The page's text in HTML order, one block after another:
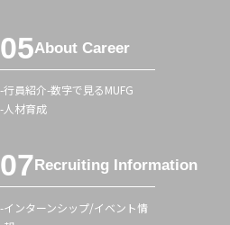
About Career
行員紹介 数字で見るMUFG
人材育成
Recruiting Information
インターンシップ/イベント情